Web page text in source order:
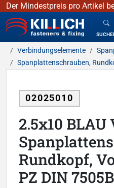
Der Mindestpreis pro Artikel
KILLICH - Verbindungselemente
Verbindungselemente
Spanplattenschrauben,
02025010
2.5x10
Rundkopf,
PZ DIN 7505B